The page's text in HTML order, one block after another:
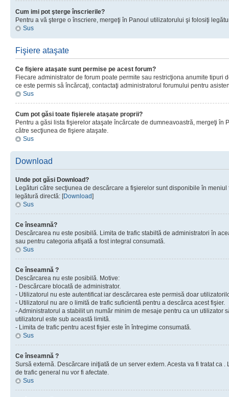
Cum imi pot şterge înscrierile?
Pentru a vă şterge o înscriere, mergeţi în Panoul utilizatorului şi folosiţi
Sus
Fişiere ataşate
Ce fişiere ataşate sunt permise pe acest forum?
Fiecare administrator de forum poate permite sau restricţiona anumite tipuri
ce este permis sâ încărcaţi, contactaţi administratorul forumului pentru
Sus
Cum pot găsi toate fişierele ataşate proprii?
Pentru a găsi lista fişierelor ataşate încărcate de dumneavoastră, mergeţi în
către secţiunea de fişiere ataşate.
Sus
Download
Unde pot găsi Download?
Legături către secţiunea de descărcare a fişierelor sunt disponibile în
legătură directă: [Download]
Sus
Ce înseamnă?
Descărcarea nu este posibilă. Limita de trafic stabiltă de administratori în
sau pentru categoria afişată a fost integral consumată.
Sus
Ce înseamnă ?
Descărcarea nu este posibilă. Motive:
- Descărcare blocată de administrator.
- Utilizatorul nu este autentificat iar descărcarea este permisă doar
- Utilizatorul nu are o limită de trafic suficientă pentru a descărca acest fişier.
- Administratorul a stabilit un număr minim de mesaje pentru ca un utilizator
utilizatorul este sub această limită.
- Limita de trafic pentru acest fişier este în întregime consumată.
Sus
Ce înseamnă ?
Sursă externă. Descărcare iniţiată de un server extern. Acesta va fi tratat ca
de trafic general nu vor fi afectate.
Sus